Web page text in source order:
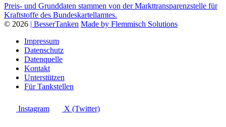
Preis- und Grunddaten stammen von der Markttransparenzstelle für
Kraftstoffe des Bundeskartellamtes.
© 2026 | BesserTanken Made by Flemmisch Solutions
Impressum
Datenschutz
Datenquelle
Kontakt
Unterstützen
Für Tankstellen
Instagram X (Twitter)